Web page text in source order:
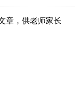
章，供老师家长